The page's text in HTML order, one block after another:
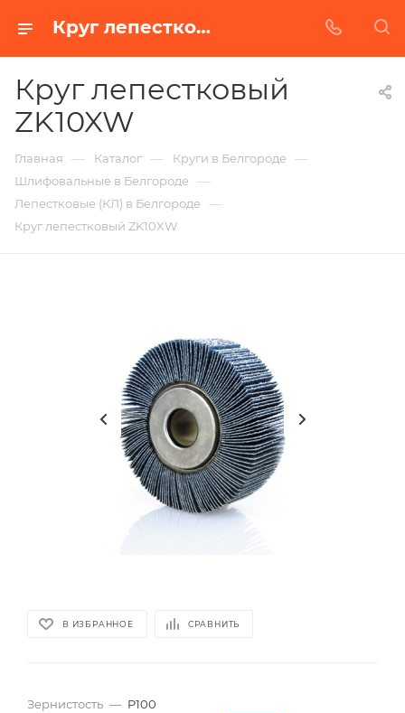
Круг лепестковый ZK10XW в Белгороде | Купить по недорогой цене от Абразивного Завода
Круг лепестковый
ZK10XW
Главная — Каталог — Круги в Белгороде —
Шлифовальные в Белгороде —
Лепестковые (КЛ) в Белгороде —
Круг лепестковый ZK10XW
В ИЗБРАННОЕ СРАВНИТЬ
Зернистость — P100